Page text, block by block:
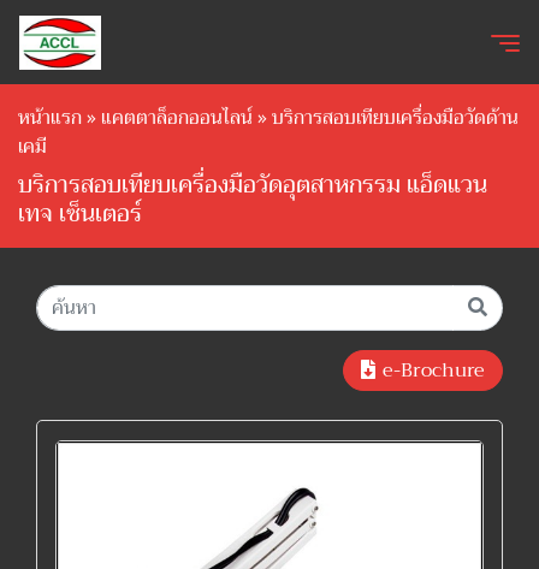
หน้าแรก»แคตตาล็อกออนไลน์»บริการสอบเทียบเครื่องมือวัดด้าน
เคมี
บริการสอบเทียบเครื่องมือวัดอุตสาหกรรม แอ็ดแวน
เทจ เซ็นเตอร์
e-Brochure